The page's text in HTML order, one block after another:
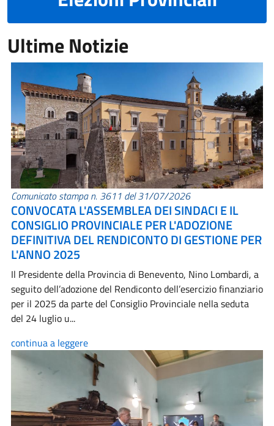
Ultime Notizie
Comunicato stampa n. 3611 del 31/07/2026
CONVOCATA L'ASSEMBLEA DEI SINDACI E IL
CONSIGLIO PROVINCIALE PER L'ADOZIONE
DEFINITIVA DEL RENDICONTO DI GESTIONE PER
L'ANNO 2025
Il Presidente della Provincia di Benevento, Nino Lombardi, a
seguito dell’adozione del Rendiconto dell’esercizio finanziario
per il 2025 da parte del Consiglio Provinciale nella seduta
del 24 luglio u...
continua a leggere